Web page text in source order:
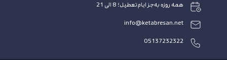
همه روزه به‌جز ایام تعطیل؛ 8 الی 21
info@ketabresan.net
05137232322